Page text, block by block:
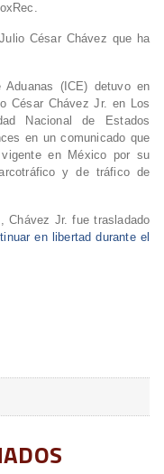
César Chávez que ha
(ICE) detuvo en
César Chávez Jr. en Los
Nacional de Estados
en un comunicado que
en México por su
y de tráfico de
Chávez Jr. fue trasladado
en libertad durante el